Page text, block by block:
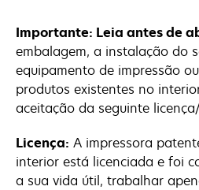
Importante: Leia antes de
embalagem, a instalação do
equipamento de impressão
produtos existentes no
aceitação da seguinte
Licença: A impressora
interior está licenciada e foi
a sua vida útil, trabalhar